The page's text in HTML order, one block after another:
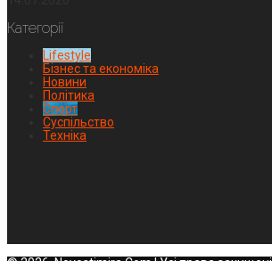
Категорії
Lifestyle
Бізнес та економіка
Новини
Політика
Спорт
Суспільство
Техніка